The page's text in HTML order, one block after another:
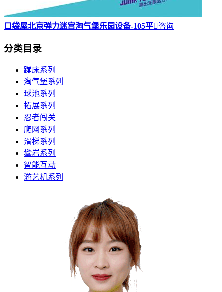
口袋屋北京弹力迷宫淘气堡乐园设备-105平咨询
分类目录
蹦床系列
淘气堡系列
球池系列
拓展系列
忍者闯关
爬网系列
滑梯系列
攀岩系列
智能互动
游艺机系列